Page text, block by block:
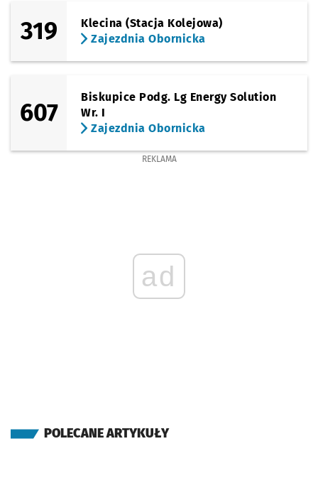
319
Klecina (Stacja Kolejowa)
Zajezdnia Obornicka
607
Biskupice Podg. Lg Energy Solution
Wr. I
Zajezdnia Obornicka
REKLAMA
ad
POLECANE ARTYKUŁY